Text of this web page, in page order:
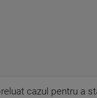
cazul pentru a